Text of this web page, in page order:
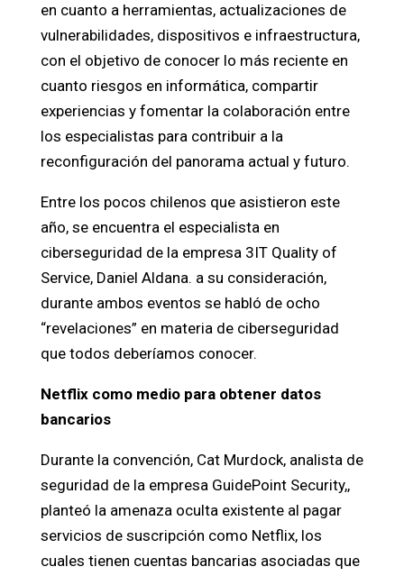
en cuanto a herramientas, actualizaciones de
vulnerabilidades, dispositivos e infraestructura,
con el objetivo de conocer lo más reciente en
cuanto riesgos en informática, compartir
experiencias y fomentar la colaboración entre
los especialistas para contribuir a la
reconfiguración del panorama actual y futuro.
Entre los pocos chilenos que asistieron este
año, se encuentra el especialista en
ciberseguridad de la empresa 3IT Quality of
Service, Daniel Aldana. a su consideración,
durante ambos eventos se habló de ocho
“revelaciones” en materia de ciberseguridad
que todos deberíamos conocer.
Netflix como medio para obtener datos
bancarios
Durante la convención, Cat Murdock, analista de
seguridad de la empresa GuidePoint Security,,
planteó la amenaza oculta existente al pagar
servicios de suscripción como Netflix, los
cuales tienen cuentas bancarias asociadas que